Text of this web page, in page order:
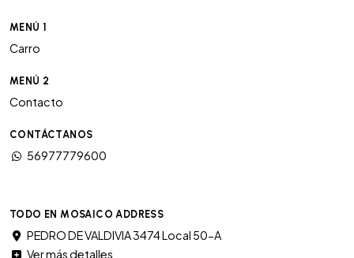
MENÚ 1
Carro
MENÚ 2
Contacto
CONTÁCTANOS
56977779600
TODO EN MOSAICO ADDRESS
PEDRO DE VALDIVIA 3474 Local 50-A
Ver más detalles